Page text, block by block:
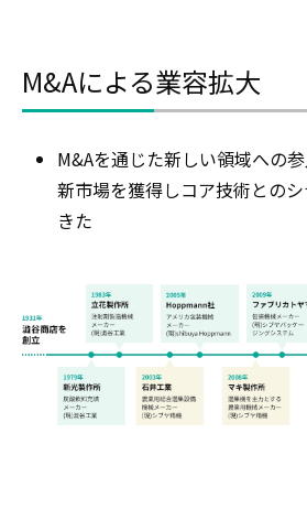
M&Aによる業容拡大
M&Aを通じた新しい領域への
新市場を獲得しコア技術との
きた